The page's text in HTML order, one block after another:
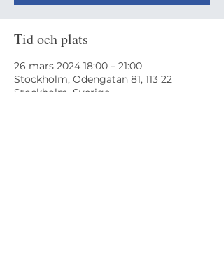
Tid och plats
26 mars 2024 18:00 – 21:00
Stockholm, Odengatan 81, 113 22
Stockholm, Sverige